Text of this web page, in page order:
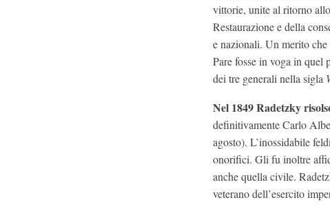
vittorie, unite al ritorno allo
Restaurazione e della
e nazionali. Un merito
Pare fosse in voga in
dei tre generali nella sigla
Nel 1849 Radetzky
definitivamente Carlo
agosto). L’inossidabile
onorifici. Gli fu inoltre
anche quella civile.
veterano dell’esercito